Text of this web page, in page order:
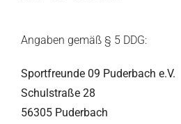
Angaben gemäß § 5 DDG:
Sportfreunde 09 Puderbach e.V.
Schulstraße 28
56305 Puderbach